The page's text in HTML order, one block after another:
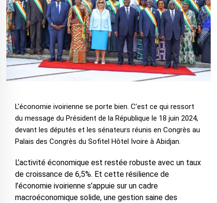
L’économie ivoirienne se porte bien. C’est ce qui ressort
du message du Président de la République le 18 juin 2024,
devant les députés et les sénateurs réunis en Congrès au
Palais des Congrès du Sofitel Hôtel Ivoire à Abidjan.
L’activité économique est restée robuste avec un taux
de croissance de 6,5%. Et cette résilience de
l’économie ivoirienne s’appuie sur un cadre
macroéconomique solide, une gestion saine des